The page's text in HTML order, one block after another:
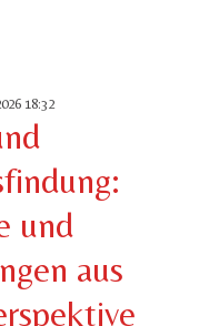
18:32
und
aus